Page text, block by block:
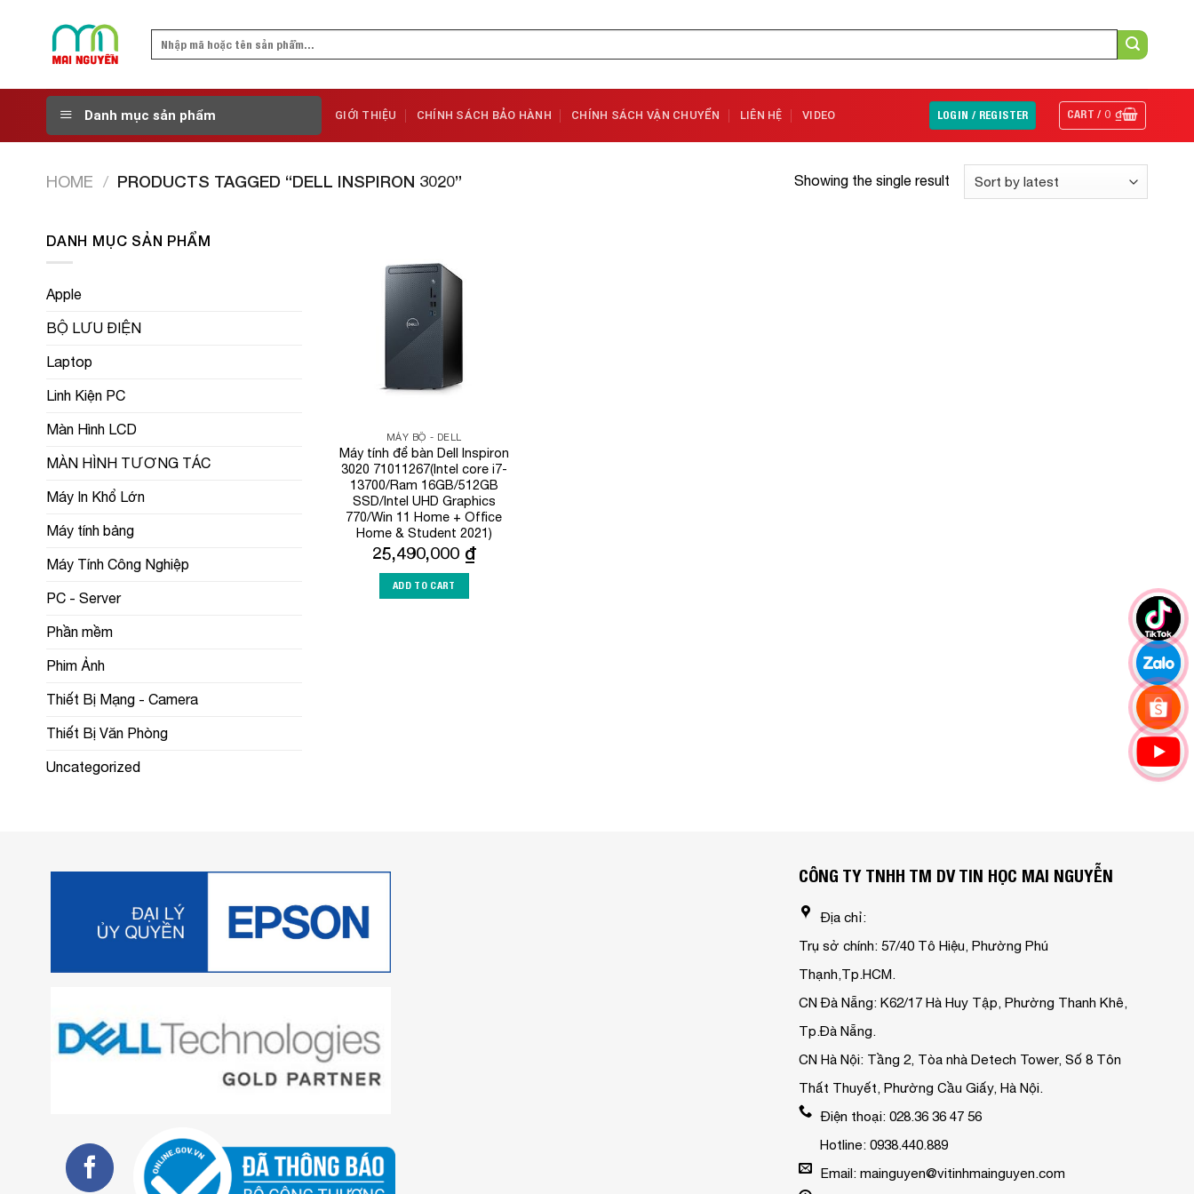
Search
Danh mục sản phẩm GIỚI THIỆU CHÍNH SÁCH BẢO HÀNH CHÍNH SÁCH VẬN CHUYỂN LIÊN HỆ VIDEO LOGIN / REGISTER CART /0₫
HOME / PRODUCTS TAGGED “DELL INSPIRON 3020” Showing the single result
DANH MỤC SẢN PHẨM
Apple
BỘ LƯU ĐIỆN
Laptop
Linh Kiện PC
Màn Hình LCD
MÀN HÌNH TƯƠNG TÁC
Máy In Khổ Lớn
Máy tính bảng
Máy Tính Công Nghiệp
PC - Server
Phần mềm
Phim Ảnh
Thiết Bị Mạng - Camera
Thiết Bị Văn Phòng
Uncategorized
MÁY BỘ - DELL
Máy tính để bàn Dell Inspiron
3020 71011267(Intel core i7-
13700/Ram 16GB/512GB
SSD/Intel UHD Graphics
770/Win 11 Home + Office
Home & Student 2021)
25,490,000 ₫
ADD TO CART
CÔNG TY TNHH TM DV TIN HỌC MAI NGUYỄN
Địa chỉ:
Trụ sở chính: 57/40 Tô Hiệu, Phường Phú
Thạnh,Tp.HCM.
CN Đà Nẵng: K62/17 Hà Huy Tập, Phường Thanh Khê,
Tp.Đà Nẵng.
CN Hà Nội: Tầng 2, Tòa nhà Detech Tower, Số 8 Tôn
Thất Thuyết, Phường Cầu Giấy, Hà Nội.
Điện thoại: 028.36 36 47 56
Hotline: 0938.440.889
Email: mainguyen@vitinhmainguyen.com